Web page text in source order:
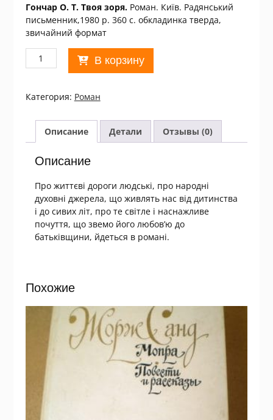
Гончар О. Т. Твоя зоря. Роман. Київ. Радянський
письменник,1980 р. 360 с. обкладинка тверда,
звичайний формат
Количество
товара
Гончар.
зоря
В корзину
Категория: Роман
Описание Детали Отзывы (0)
Описание
Про життєві дороги людські, про народні
духовні джерела, що живлять нас від дитинства
і до сивих літ, про те світле і наснажливе
почуття, що звемо його любов’ю до
батьківщини, йдеться в романі.
Похожие